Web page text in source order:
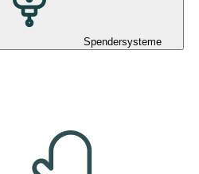
Spendersysteme